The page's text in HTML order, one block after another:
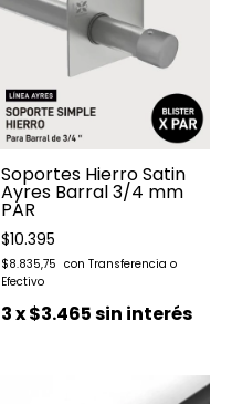
Soportes Hierro Satin
Ayres Barral 3/4 mm
PAR
$10.395
$8.835,75
3x$3.465sin interés